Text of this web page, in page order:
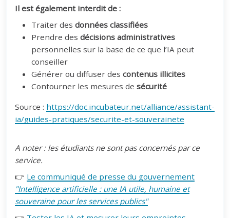
Il est également interdit de :
Traiter desdonnées classifiées
Prendre desdécisions administratives
personnelles sur la base de ce que l’IA peut
conseiller
Générer ou diffuser descontenus illicites
Contourner les mesures desécurité
Source : https://doc.incubateur.net/alliance/assistant-
ia/guides-pratiques/securite-et-souverainete
A noter : les étudiants ne sont pas concernés par ce
service.
👉 Le communiqué de presse du gouvernement
"Intelligence artificielle : une IA utile, humaine et
souveraine pour les services publics"